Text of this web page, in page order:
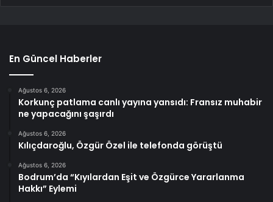
En Güncel Haberler
Ağustos 6, 2026
Korkunç patlama canlı yayına yansıdı: Fransız muhabir
ne yapacağını şaşırdı
Ağustos 6, 2026
Kılıçdaroğlu, Özgür Özel ile telefonda görüştü
Ağustos 6, 2026
Bodrum’da “Kıyılardan Eşit ve Özgürce Yararlanma
Hakkı” Eylemi